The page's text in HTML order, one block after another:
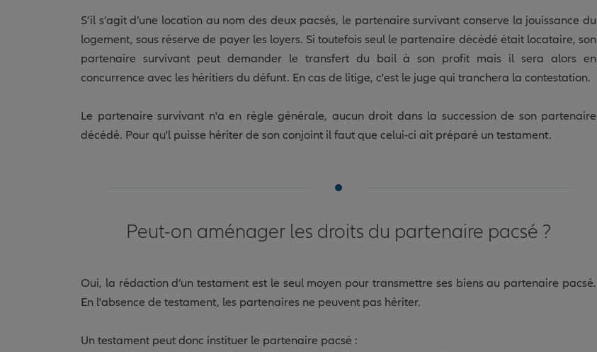
S’il s’agit d’une location au nom des deux pacsés, le partenaire survivant conserve la jouissance du
logement, sous réserve de payer les loyers. Si toutefois seul le partenaire décédé était locataire, son
partenaire survivant peut demander le transfert du bail à son profit mais il sera alors en
concurrence avec les héritiers du défunt. En cas de litige, c'est le juge qui tranchera la contestation.
Le partenaire survivant n'a en règle générale, aucun droit dans la succession de son partenaire
décédé. Pour qu'l puisse hériter de son conjoint il faut que celui-ci ait préparé un testament.
Peut-on aménager les droits du partenaire pacsé ?
Oui, la rédaction d’un testament est le seul moyen pour transmettre ses biens au partenaire pacsé.
En l'absence de testament, les partenaires ne peuvent pas hériter.
Un testament peut donc instituer le partenaire pacsé :